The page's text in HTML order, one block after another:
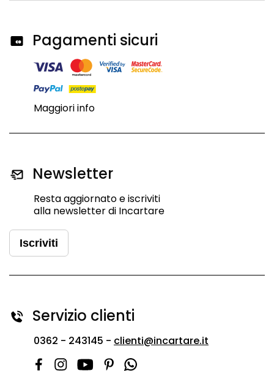
Pagamenti sicuri
Maggiori info
Newsletter
Resta aggiornato e iscriviti
alla newsletter di Incartare
Iscriviti
Servizio clienti
0362 - 243145 - clienti@incartare.it